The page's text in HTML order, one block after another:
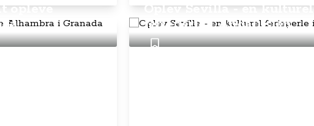
opleve
Oplev Sevilla - en kulturel
ferieperle i Andalusien